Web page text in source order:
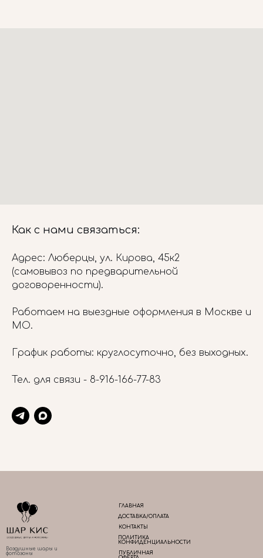
Как с нами связаться:
Адрес: Люберцы, ул. Кирова, 45к2
(самовывоз по предварительной
договоренности).
Работаем на выездные оформления в Москве и
МО.
График работы: круглосуточно, без выходных.
Тел. для связи - 8-916-166-77-83
ГЛАВНАЯ
ДОСТАВКА/ОПЛАТА
КОНТАКТЫ
ПОЛИТИКА
КОНФИДЕНЦИАЛЬНОСТИ
ПУБЛИЧНАЯ
Воздушные шары и
фотозоны